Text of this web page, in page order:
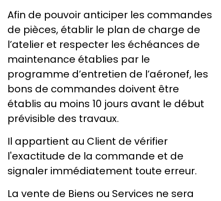
Afin de pouvoir anticiper les commandes
de pièces, établir le plan de charge de
l’atelier et respecter les échéances de
maintenance établies par le
programme d’entretien de l’aéronef, les
bons de commandes doivent être
établis au moins 10 jours avant le début
prévisible des travaux.
Il appartient au Client de vérifier
l'exactitude de la commande et de
signaler immédiatement toute erreur.
La vente de Biens ou Services ne sera